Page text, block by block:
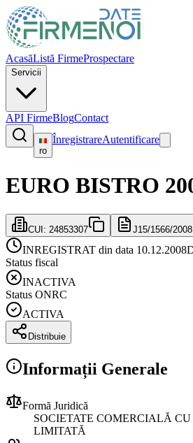
AcasăListă FirmeProspectare
Servicii
API FirmeBlogContact
ro
ÎnregistrareAutentificare
EURO BISTRO
CUI: 24853307 J15/1566/2008
INREGISTRAT din data 10.12.2008
Status fiscal
INACTIVA
Status ONRC
ACTIVA
Distribuie
Informații Generale
Formă Juridică
SOCIETATE COMERCIALĂ
LIMITATĂ